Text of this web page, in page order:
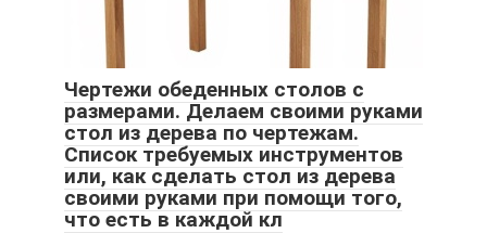
Чертежи обеденных столов с
размерами. Делаем своими руками
стол из дерева по чертежам.
Список требуемых инструментов
или, как сделать стол из дерева
своими руками при помощи того,
что есть в каждой кл